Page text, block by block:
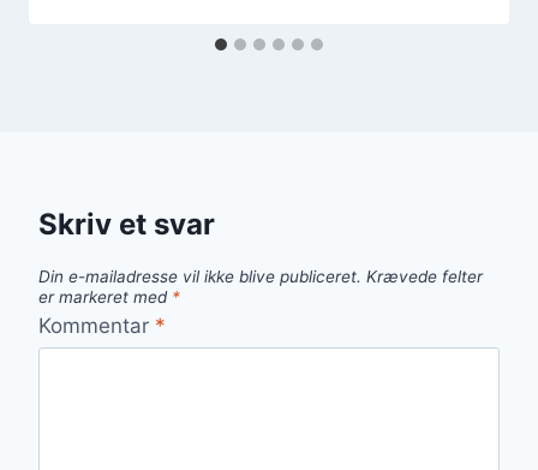
Skriv et svar
Din e-mailadresse vil ikke blive publiceret. Krævede felter
er markeret med *
Kommentar *